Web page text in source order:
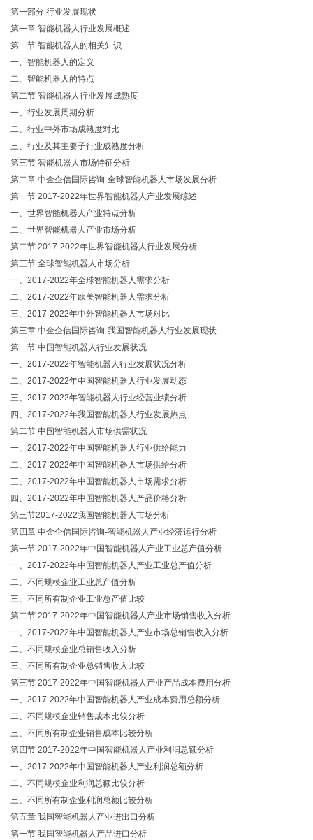
第一部分 行业发展现状
第一章 智能机器人行业发展概述
第一节 智能机器人的相关知识
一、智能机器人的定义
二、智能机器人的特点
第二节 智能机器人行业发展成熟度
一、行业发展周期分析
二、行业中外市场成熟度对比
三、行业及其主要子行业成熟度分析
第三节 智能机器人市场特征分析
第二章 中金企信国际咨询-全球智能机器人市场发展分析
第一节 2017-2022年世界智能机器人产业发展综述
一、世界智能机器人产业特点分析
二、世界智能机器人产业市场分析
第二节 2017-2022年世界智能机器人行业发展分析
第三节 全球智能机器人市场分析
一、2017-2022年全球智能机器人需求分析
二、2017-2022年欧美智能机器人需求分析
三、2017-2022年中外智能机器人市场对比
第三章 中金企信国际咨询-我国智能机器人行业发展现状
第一节 中国智能机器人行业发展状况
一、2017-2022年智能机器人行业发展状况分析
二、2017-2022年中国智能机器人行业发展动态
三、2017-2022年智能机器人行业经营业绩分析
四、2017-2022年我国智能机器人行业发展热点
第二节 中国智能机器人市场供需状况
一、2017-2022年中国智能机器人行业供给能力
二、2017-2022年中国智能机器人市场供给分析
三、2017-2022年中国智能机器人市场需求分析
四、2017-2022年中国智能机器人产品价格分析
第三节2017-2022我国智能机器人市场分析
第四章 中金企信国际咨询-智能机器人产业经济运行分析
第一节 2017-2022年中国智能机器人产业工业总产值分析
一、2017-2022年中国智能机器人产业工业总产值分析
二、不同规模企业工业总产值分析
三、不同所有制企业工业总产值比较
第二节 2017-2022年中国智能机器人产业市场销售收入分析
一、2017-2022年中国智能机器人产业市场总销售收入分析
二、不同规模企业总销售收入分析
三、不同所有制企业总销售收入比较
第三节 2017-2022年中国智能机器人产业产品成本费用分析
一、2017-2022年中国智能机器人产业成本费用总额分析
二、不同规模企业销售成本比较分析
三、不同所有制企业销售成本比较分析
第四节 2017-2022年中国智能机器人产业利润总额分析
一、2017-2022年中国智能机器人产业利润总额分析
二、不同规模企业利润总额比较分析
三、不同所有制企业利润总额比较分析
第五章 我国智能机器人产业进出口分析
第一节 我国智能机器人产品进口分析